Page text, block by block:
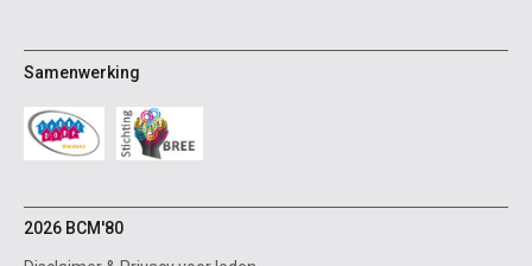
Samenwerking
2026 BCM'80